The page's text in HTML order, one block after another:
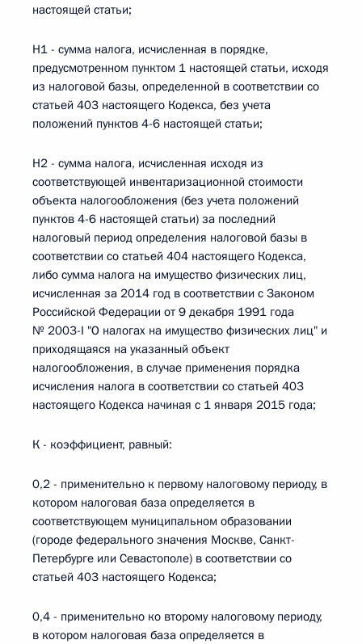
настоящей статьи;
Н1 - сумма налога, исчисленная в порядке,
предусмотренном пунктом 1 настоящей статьи, исходя
из налоговой базы, определенной в соответствии со
статьей 403 настоящего Кодекса, без учета
положений пунктов 4-6 настоящей статьи;
Н2 - сумма налога, исчисленная исходя из
соответствующей инвентаризационной стоимости
объекта налогообложения (без учета положений
пунктов 4-6 настоящей статьи) за последний
налоговый период определения налоговой базы в
соответствии со статьей 404 настоящего Кодекса,
либо сумма налога на имущество физических лиц,
исчисленная за 2014 год в соответствии с Законом
Российской Федерации от 9 декабря 1991 года
№ 2003-I "О налогах на имущество физических лиц" и
приходящаяся на указанный объект
налогообложения, в случае применения порядка
исчисления налога в соответствии со статьей 403
настоящего Кодекса начиная с 1 января 2015 года;
К - коэффициент, равный:
0,2 - применительно к первому налоговому периоду, в
котором налоговая база определяется в
соответствующем муниципальном образовании
(городе федерального значения Москве, Санкт-
Петербурге или Севастополе) в соответствии со
статьей 403 настоящего Кодекса;
0,4 - применительно ко второму налоговому периоду,
в котором налоговая база определяется в